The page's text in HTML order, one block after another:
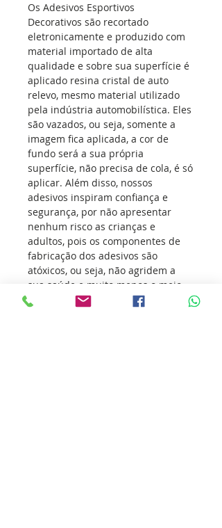
Os Adesivos Esportivos
Decorativos são recortado
eletronicamente e produzido com
material importado de alta
qualidade e sobre sua superfície é
aplicado resina cristal de auto
relevo, mesmo material utilizado
pela indústria automobilística. Eles
são vazados, ou seja, somente a
imagem fica aplicada, a cor de
fundo será a sua própria
superfície, não precisa de cola, é só
aplicar. Além disso, nossos
adesivos inspiram confiança e
segurança, por não apresentar
nenhum risco as crianças e
adultos, pois os componentes de
fabricação dos adesivos são
atóxicos, ou seja, não agridem a
sua saúde e muito menos o meio
ambiente.